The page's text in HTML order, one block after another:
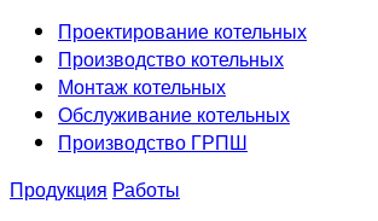
Проектирование котельных
Производство котельных
Монтаж котельных
Обслуживание котельных
Производство ГРПШ
Продукция Работы